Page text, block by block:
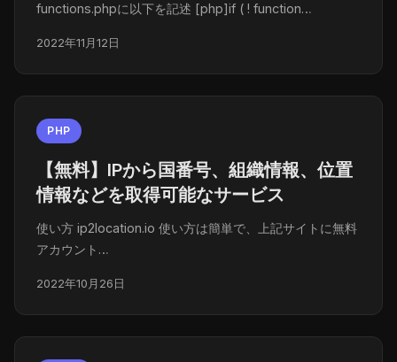
functions.phpに以下を記述 [php]if ( ! function…
2022年11月12日
PHP
【無料】IPから国番号、組織情報、位置
情報などを取得可能なサービス
使い方 ip2location.io 使い方は簡単で、上記サイトに無料
アカウント…
2022年10月26日